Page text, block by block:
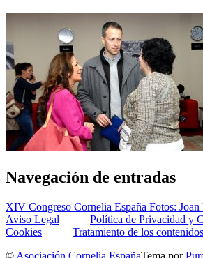
Navegación de entradas
XIV Congreso Cornelia España Fotos: Joan
Aviso Legal
Política de Privacidad y
Cookies
Tratamiento de los contenidos
© Asociación Cornelia EspañaTema por